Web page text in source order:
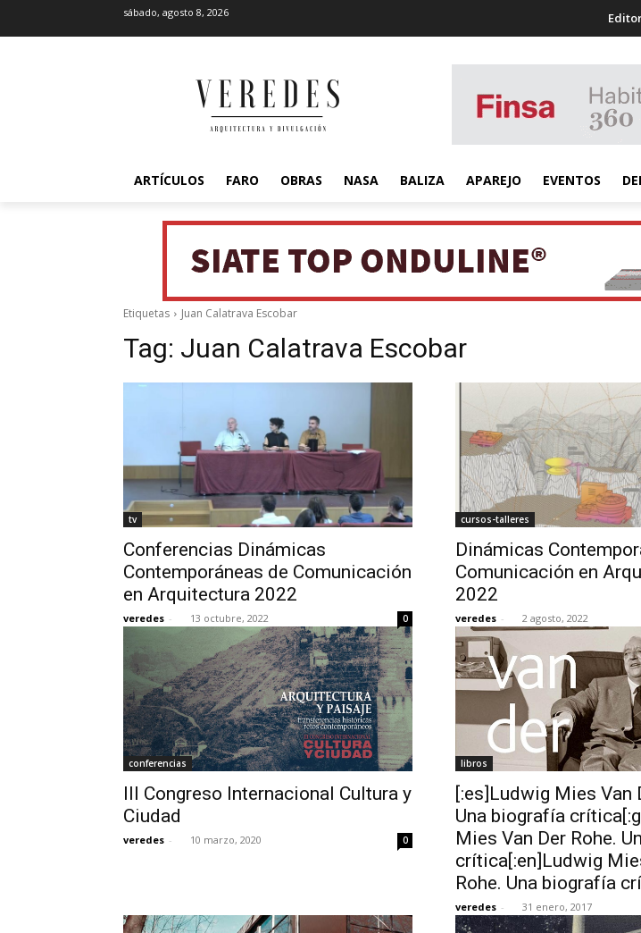
sábado, agosto 8, 2026
ARTÍCULOS FARO OBRAS NASA BALIZA APAREJO EVENTOS
Etiquetas Juan Calatrava Escobar
Tag: Juan Calatrava Escobar
tv
Conferencias Dinámicas
Contemporáneas de Comunicación
en Arquitectura 2022
veredes - 13 octubre, 2022 0
cursos-talleres
Dinámicas
Comunicación en
2022
veredes - 2 agosto, 2022
conferencias
III Congreso Internacional Cultura y
Ciudad
veredes - 10 marzo, 2020 0
libros
[:es]Ludwig Mies Van
Una biografía
Mies Van Der Rohe.
crítica[:en]Ludwig
Rohe. Una biografía
veredes - 31 enero, 2017